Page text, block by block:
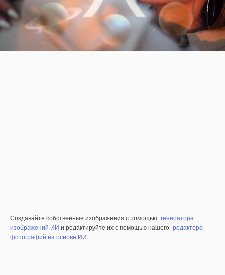
Создавайте собственные изображения с помощью генератора
изображений ИИ и редактируйте их с помощью нашего редактора
фотографий на основе ИИ.